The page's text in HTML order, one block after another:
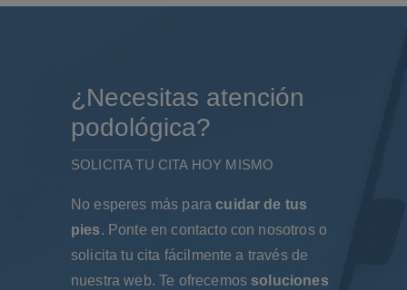
¿Necesitas atención
podológica?
SOLICITA TU CITA HOY MISMO
No esperes más paracuidar de tus
pies. Ponte en contacto con nosotros o
solicita tu cita fácilmente a través de
nuestra web. Te ofrecemos soluciones